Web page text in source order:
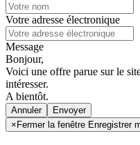
Votre adresse électronique
Message
Bonjour,
Voici une offre parue sur le
intéresser.
A bientôt.
Annuler
× Fermer la fenêtre Enregistrer